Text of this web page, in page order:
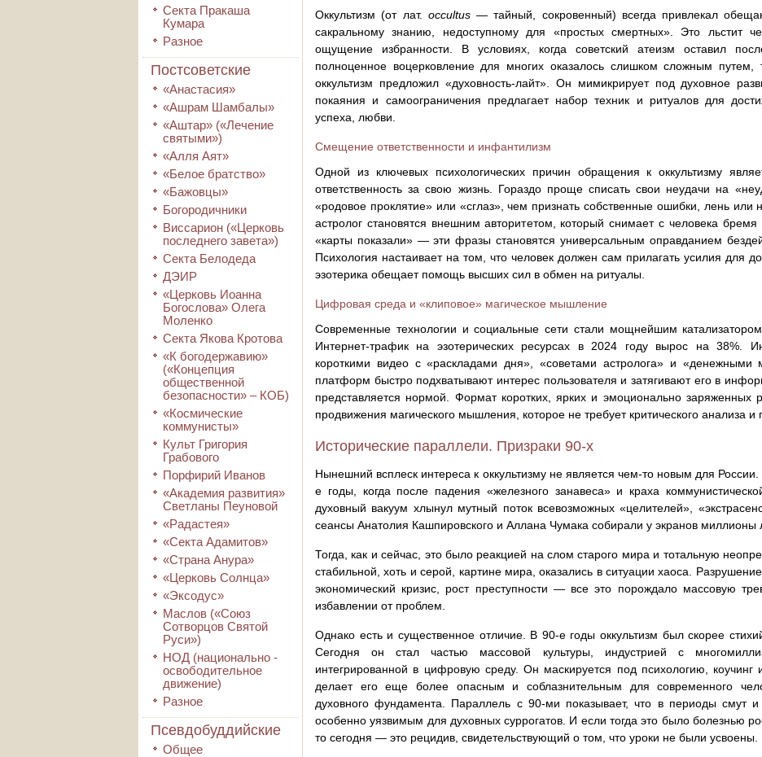
Секта Пракаша
Кумара
Разное
Постсоветские
«Анастасия»
«Ашрам Шамбалы»
«Аштар» («Лечение
святыми»)
«Алля Аят»
«Белое братство»
«Бажовцы»
Богородичники
Виссарион («Церковь
последнего завета»)
Секта Белодеда
ДЭИР
«Церковь Иоанна
Богослова» Олега
Моленко
Секта Якова Кротова
«К богодержавию»
(«Концепция
общественной
безопасности» – КОБ)
«Космические
коммунисты»
Культ Григория
Грабового
Порфирий Иванов
«Академия развития»
Светланы Пеуновой
«Радастея»
«Секта Адамитов»
«Страна Анура»
«Церковь Солнца»
«Эксодус»
Маслов («Союз
Сотворцов Святой
Руси»)
НОД (национально -
освободительное
движение)
Разное
Псевдобуддийские
Общее
Оккультизм (от лат. occultus— тайный, сокровенный) всегда привлекал
сакральному знанию, недоступному для «простых смертных». Это льстит
ощущение избранности. В условиях, когда советский атеизм оставил
полноценное воцерковление для многих оказалось слишком сложным
оккультизм предложил «духовность-лайт». Он мимикрирует под духовное
покаяния и самоограничения предлагает набор техник и ритуалов для
успеха, любви.
Смещение ответственности и инфантилизм
Одной из ключевых психологических причин обращения к оккультизму
ответственность за свою жизнь. Гораздо проще списать свои неудачи на
«родовое проклятие» или «сглаз», чем признать собственные ошибки, лень
астролог становятся внешним авторитетом, который снимает с человека
«карты показали» — эти фразы становятся универсальным оправданием
Психология настаивает на том, что человек должен сам прилагать усилия для
эзотерика обещает помощь высших сил в обмен на ритуалы.
Цифровая среда и «клиповое» магическое мышление
Современные технологии и социальные сети стали мощнейшим катализатором
Интернет-трафик на эзотерических ресурсах в 2024 году вырос на 38%.
короткими видео с «раскладами дня», «советами астролога» и «денежными
платформ быстро подхватывают интерес пользователя и затягивают его в
представляется нормой. Формат коротких, ярких и эмоционально заряженных
продвижения магического мышления, которое не требует критического анализа и
Исторические параллели. Призраки 90-х
Нынешний всплеск интереса к оккультизму не является чем-то новым для
е годы, когда после падения «железного занавеса» и краха
духовный вакуум хлынул мутный поток всевозможных «целителей»,
сеансы Анатолия Кашпировского и Аллана Чумака собирали у экранов
Тогда, как и сейчас, это было реакцией на слом старого мира и тотальную
стабильной, хоть и серой, картине мира, оказались в ситуации хаоса.
экономический кризис, рост преступности — все это порождало массовую
избавлении от проблем.
Однако есть и существенное отличие. В 90-е годы оккультизм был скорее
Сегодня он стал частью массовой культуры, индустрией с
интегрированной в цифровую среду. Он маскируется под психологию, коучинг
делает его еще более опасным и соблазнительным для современного
духовного фундамента. Параллель с 90-ми показывает, что в периоды смут
особенно уязвимым для духовных суррогатов. И если тогда это было болезнью
то сегодня — это рецидив, свидетельствующий о том, что уроки не были усвоены.